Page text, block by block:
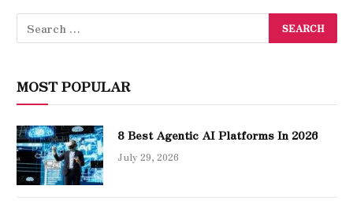
MOST POPULAR
8 Best Agentic AI Platforms In 2026
July 29, 2026